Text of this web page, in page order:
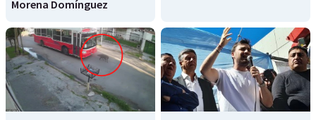
Morena Domínguez